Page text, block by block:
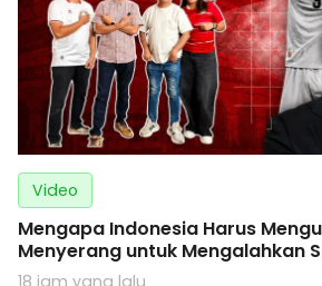
Video
Mengapa Indonesia Harus
Menyerang untuk Mengalahkan
18 jam yang lalu